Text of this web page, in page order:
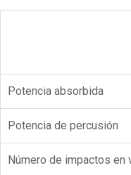
Potencia absorbida
Potencia de percusión
Número de impactos en